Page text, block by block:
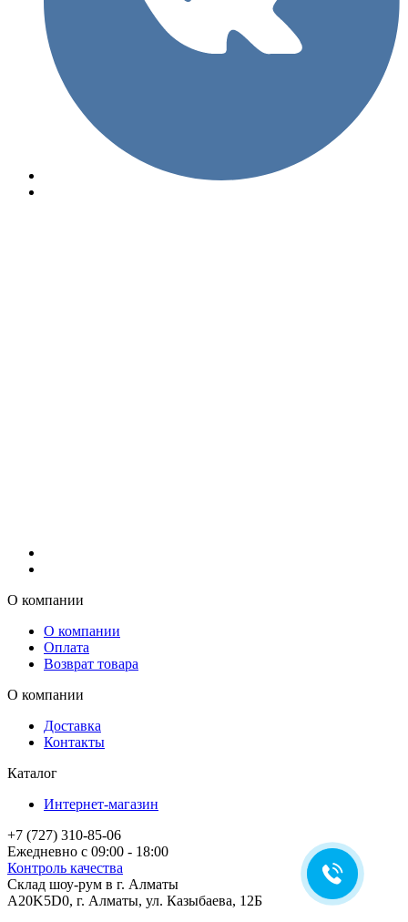
О компании
О компании
Оплата
Возврат товара
О компании
Доставка
Контакты
Каталог
Интернет-магазин
+7 (727) 310-85-06
Ежедневно с 09:00 - 18:00
Контроль качества
Склад шоу-рум в г. Алматы
A20K5D0, г. Алматы, ул. Казыбаева, 12Б